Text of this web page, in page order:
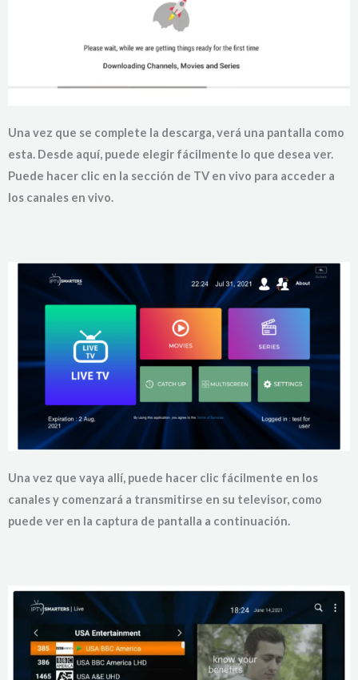
Una vez que se complete la descarga, verá una pantalla como
esta. Desde aquí, puede elegir fácilmente lo que desea ver.
Puede hacer clic en la sección de TV en vivo para acceder a
los canales en vivo.
Una vez que vaya allí, puede hacer clic fácilmente en los
canales y comenzará a transmitirse en su televisor, como
puede ver en la captura de pantalla a continuación.